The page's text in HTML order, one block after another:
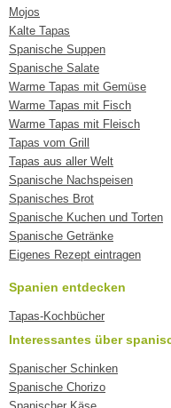
Mojos
Kalte Tapas
Spanische Suppen
Spanische Salate
Warme Tapas mit Gemüse
Warme Tapas mit Fisch
Warme Tapas mit Fleisch
Tapas vom Grill
Tapas aus aller Welt
Spanische Nachspeisen
Spanisches Brot
Spanische Kuchen und Torten
Spanische Getränke
Eigenes Rezept eintragen
Spanien entdecken
Tapas-Kochbücher
Interessantes über
Spanischer Schinken
Spanische Chorizo